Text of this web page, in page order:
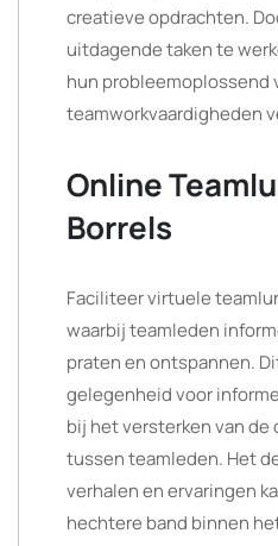
creatieve opdrachten.
uitdagende taken te
hun probleemoplossend
teamworkvaardigheden
Online
Borrels
Faciliteer virtuele
waarbij teamleden
praten en ontspannen.
gelegenheid voor
bij het versterken van de
tussen teamleden. Het
verhalen en ervaringen
hechtere band binnen